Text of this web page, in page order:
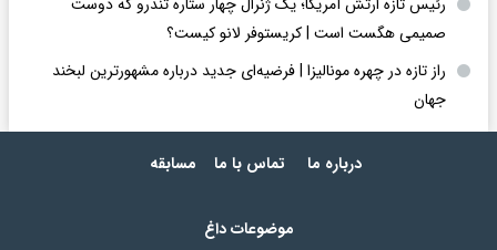
صمیمی هگست است | کریستوفر لانو کیست؟
راز تازه در چهره مونالیزا | فرضیه‌ای جدید درباره مشهورترین لبخند
جهان
درباره ما تماس با ما مسابقه
موضوعات داغ